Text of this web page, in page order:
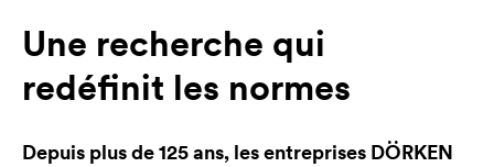
Une recherche qui
redéfinit les normes
Depuis plus de 125 ans, les entreprises DÖRKEN